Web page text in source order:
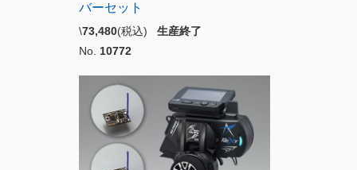
バーセット
\73,480(税込) 生産終了
No. 10772